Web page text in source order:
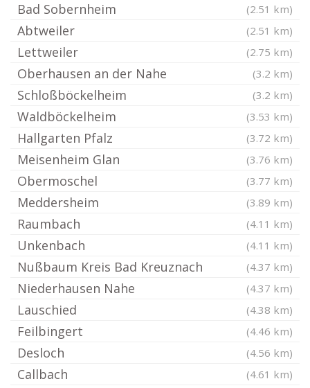
Bad Sobernheim (2.51 km)
Abtweiler (2.51 km)
Lettweiler (2.75 km)
Oberhausen an der Nahe (3.2 km)
Schloßböckelheim (3.2 km)
Waldböckelheim (3.53 km)
Hallgarten Pfalz (3.72 km)
Meisenheim Glan (3.76 km)
Obermoschel (3.77 km)
Meddersheim (3.89 km)
Raumbach (4.11 km)
Unkenbach (4.11 km)
Nußbaum Kreis Bad Kreuznach (4.37 km)
Niederhausen Nahe (4.37 km)
Lauschied (4.38 km)
Feilbingert (4.46 km)
Desloch (4.56 km)
Callbach (4.61 km)